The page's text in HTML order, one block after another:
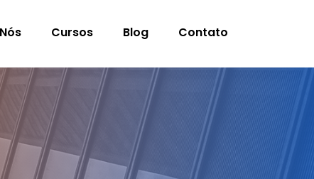
Cursos Blog Contato